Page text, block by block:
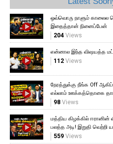
ஒவ்வொரு நாளும் காலைல
இதைத்தான் நினைப்பேன்
204Views
என்னால இந்த விஷயத்த
112Views
நேரத்துக்கு நீங்க Off
எல்லாம் ஊக்கத்தொகை
98Views
மத்திய கிழக்கில் ஈரானின்
பலத்த அடி! இறுதி வெற்றி
559Views